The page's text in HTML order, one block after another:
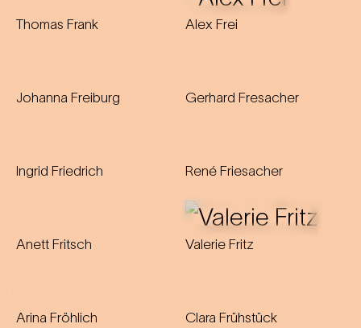
Thomas Frank Alex Frei
Johanna Freiburg Gerhard Fresacher
Ingrid Friedrich René Friesacher
Anett Fritsch Valerie Fritz
Arina Fröhlich Clara Frühstück